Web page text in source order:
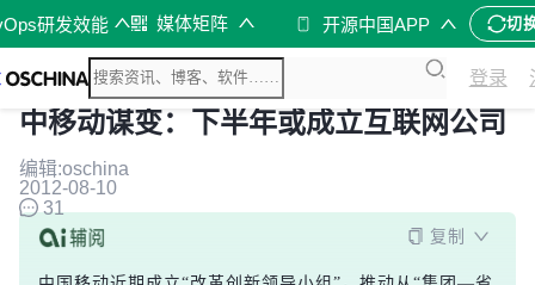
研发效能 媒体矩阵 开源中国APP 切
登录
中移动谋变：下半年或成立互联网公司
编辑:oschina
2012-08-10
31
复制